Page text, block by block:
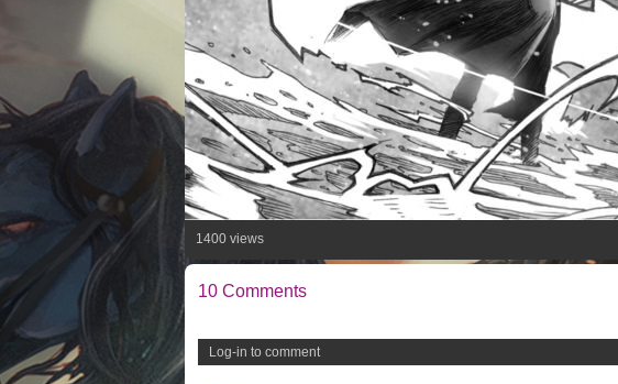
1400 views
10 Comments
Log-in to comment